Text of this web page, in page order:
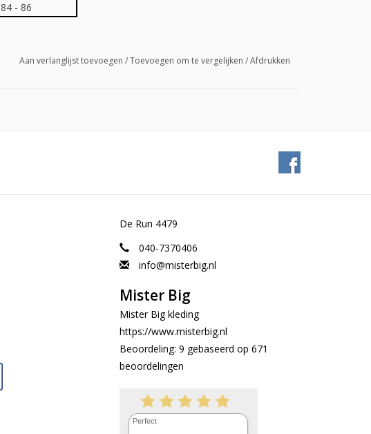
84 - 86
Aan verlanglijst toevoegen /Toevoegen om te vergelijken /Afdrukken
De Run 4479
040-7370406
info@misterbig.nl
Mister Big
Mister Big kleding
https://www.misterbig.nl
Beoordeling: 9 gebaseerd op 671
beoordelingen